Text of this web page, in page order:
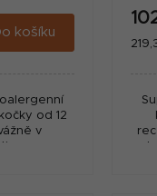
košíku
od 12
v